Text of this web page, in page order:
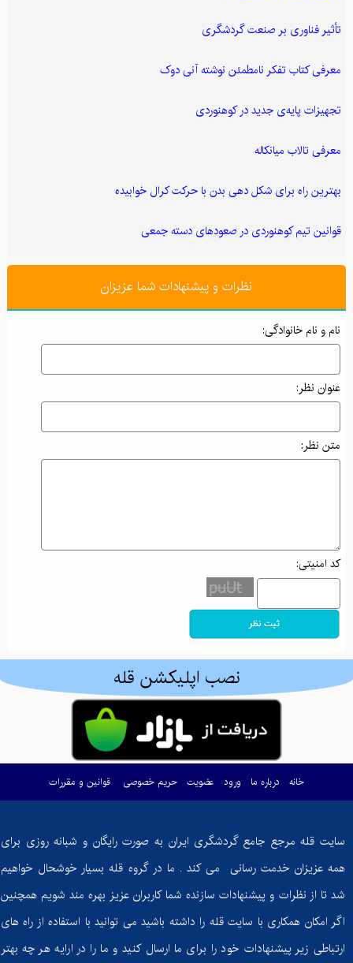
تأثیر فناوری بر صنعت گردشگری
معرفی کتاب تفکر نامطمئن نوشته آنی دوک
تجهیزات پایه‌ی جدید در کوهنوردی
معرفی تالاب میانکاله
بهترین راه برای شکل دهی بدن با حرکت کرال خوابیده
قوانین تیم کوهنوردی در صعودهای دسته جمعی
نظرات و پیشنهادات شما عزیزان
نام و نام خانوادگی:
عنوان نظر:
متن نظر:
کد امنیتی:
نصب اپلیکشن قله
خانه درباره ما ورود عضویت حریم خصوصی قوانین و مقررات
سایت قله مرجع جامع گردشگری ایران به صورت رایگان و شبانه روزی برای
همه عزیزان خدمت رسانی می کند . ما در گروه قله بسیار خوشحال خواهیم
شد تا از نظرات و پیشنهادات سازنده شما کاربران عزیز بهره مند شویم همچنین
اگر امکان همکاری با سایت قله را داشته باشید می توانید با استفاده از راه های
ارتباطی زیر پیشنهادات خود را برای ما ارسال کنید و ما را در ارایه هر چه بهتر